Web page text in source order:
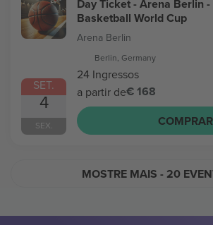
SET.
4
SEX.
Day Ticket - Arena Berlin -
Basketball World Cup
Arena Berlin
Berlin, Germany
24 Ingressos
a partir de€ 168
COMPRAR
MOSTRE MAIS - 20